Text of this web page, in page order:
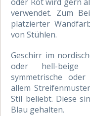
verwendet. Zum
platzierter
von Stühlen.
Geschirr im
oder hell-beige
symmetrische
allem
Stil beliebt. Diese
Blau gehalten.